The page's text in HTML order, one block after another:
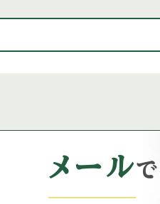
メールで